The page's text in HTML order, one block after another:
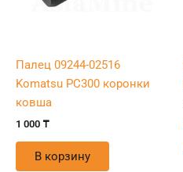
Палец 09244-02516
Komatsu PC300 коронки
ковша
1 000 ₸
В корзину